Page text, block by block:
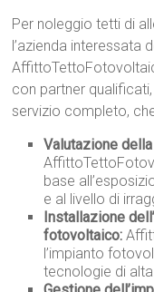
Per noleggio tetti di
l’azienda interessata
con partner
servizio completo,
Valutazione
base
e al livello di
Installazione
fotovoltaico:
l’impianto
tecnologie di